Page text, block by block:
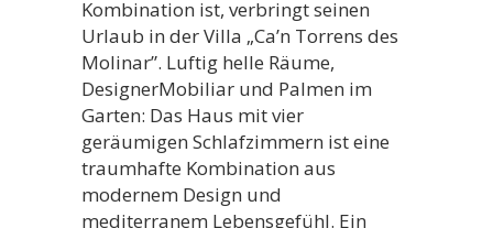
Kombination ist, verbringt seinen
Urlaub in der Villa „Ca’n Torrens des
Molinar”. Luftig helle Räume,
DesignerMobiliar und Palmen im
Garten: Das Haus mit vier
geräumigen Schlafzimmern ist eine
traumhafte Kombination aus
modernem Design und
mediterranem Lebensgefühl. Ein